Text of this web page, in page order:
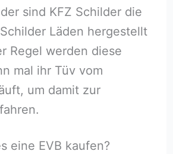
sind KFZ Schilder die
Läden hergestellt
Regel werden diese
mal ihr Tüv vom
um damit zur
eine EVB kaufen?